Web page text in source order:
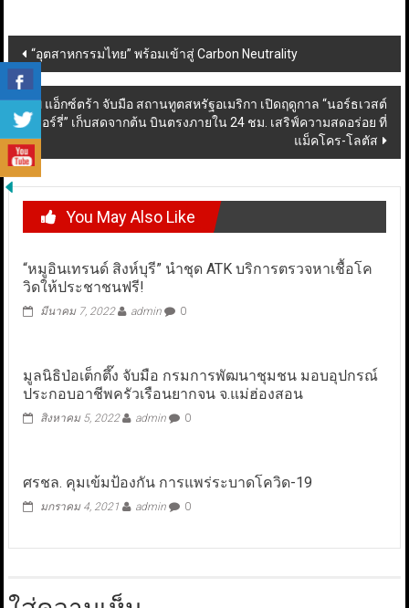
Post
navigation
“อุตสาหกรรมไทย” พร้อมเข้าสู่ Carbon Neutrality
ซีพี แอ็กซ์ตร้า จับมือ สถานทูตสหรัฐอเมริกา เปิดฤดูกาล “นอร์ธเวสต์
เชอร์รี่” เก็บสดจากต้น บินตรงภายใน 24 ชม. เสริฟ์ความสดอร่อย ที่
แม็คโคร-โลตัส
You May Also Like
“หมูอินเทรนด์ สิงห์บุรี” นำชุด ATK บริการตรวจหาเชื้อโค
วิดให้ประชาชนฟรี!
มีนาคม 7, 2022 admin 0
มูลนิธิป่อเต็กตึ๊ง จับมือ กรมการพัฒนาชุมชน มอบอุปกรณ์
ประกอบอาชีพครัวเรือนยากจน จ.แม่ฮ่องสอน
สิงหาคม 5, 2022 admin 0
ศรชล. คุมเข้มป้องกัน การแพร่ระบาดโควิด-19
มกราคม 4, 2021 admin 0